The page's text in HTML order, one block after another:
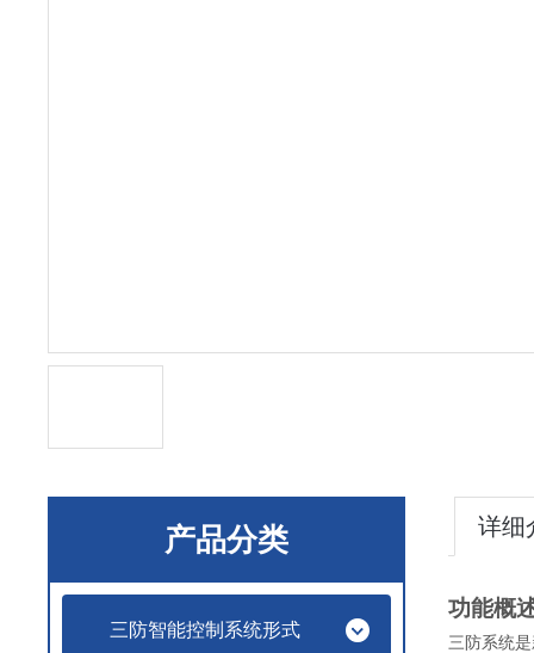
产品分类
三防智能控制系统形式
详细
功能概
三防系统